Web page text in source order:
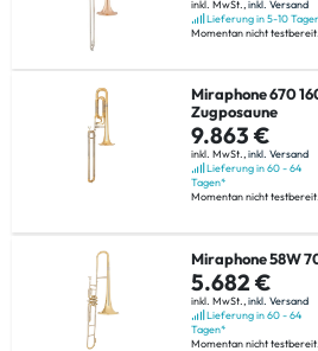
inkl. MwSt., inkl. Versand
Lieferung in 5-10
Momentan nicht testbereit.
Miraphone 670
Zugposaune
9.863 €
inkl. MwSt.,inkl. Versand
Lieferung in 60 - 64
Tagen*
Momentan nicht testbereit.
Miraphone 58W
5.682 €
inkl. MwSt., inkl. Versand
Lieferung in 60 - 64
Tagen*
Momentan nicht testbereit.